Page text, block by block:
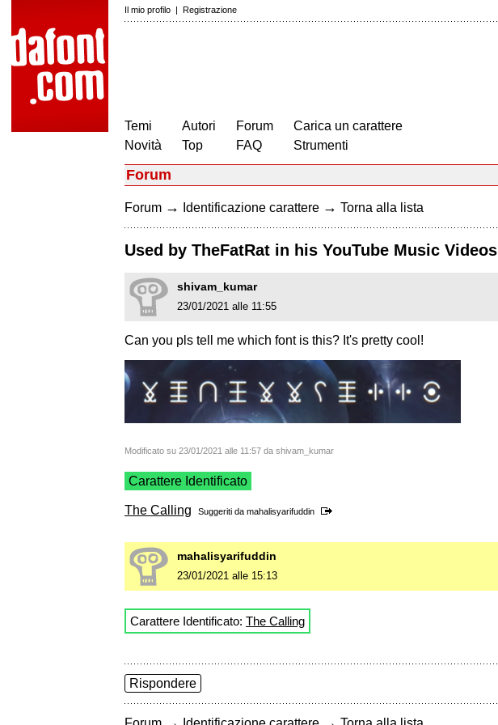
Il mio profilo | Registrazione
Temi
Novità
Autori
Top
Forum
FAQ
Carica un carattere
Strumenti
Forum
Forum → Identificazione carattere → Torna alla lista
Used by TheFatRat in his YouTube Music Videos
shivam_kumar
23/01/2021 alle 11:55
Can you pls tell me which font is this? It's pretty cool!
Modificato su 23/01/2021 alle 11:57 da shivam_kumar
Carattere Identificato
The Calling Suggeriti da mahalisyarifuddin
mahalisyarifuddin
23/01/2021 alle 15:13
Carattere Identificato: The Calling
Rispondere